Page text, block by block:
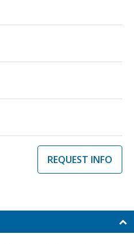
REQUEST INFO